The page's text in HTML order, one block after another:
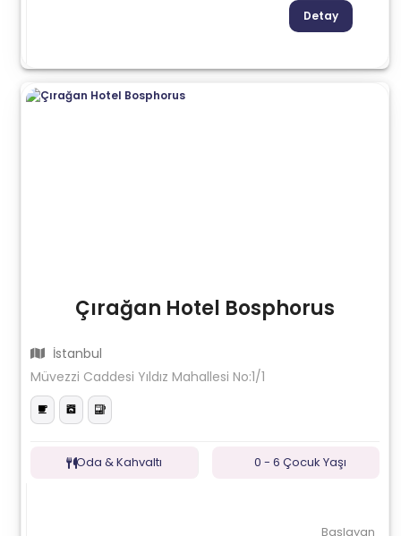
Detay
Çırağan Hotel Bosphorus
İstanbul
Müvezzi Caddesi Yıldız Mahallesi No:1/1
Oda & Kahvaltı 0 - 6 Çocuk Yaşı
Başlayan